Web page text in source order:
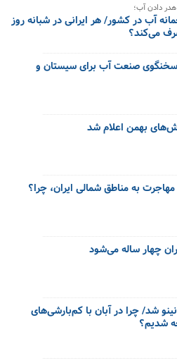
دادن آب؛
آب در کشور/ هر ایرانی در شبانه روز
می‌کند؟
صنعت آب برای سیستان و
بهمن اعلام شد
به مناطق شمالی ایران، چرا؟
چهار ساله می‌شود
شد/ چرا در آبان‌ با کم‌بارشی‌های
شدیم؟